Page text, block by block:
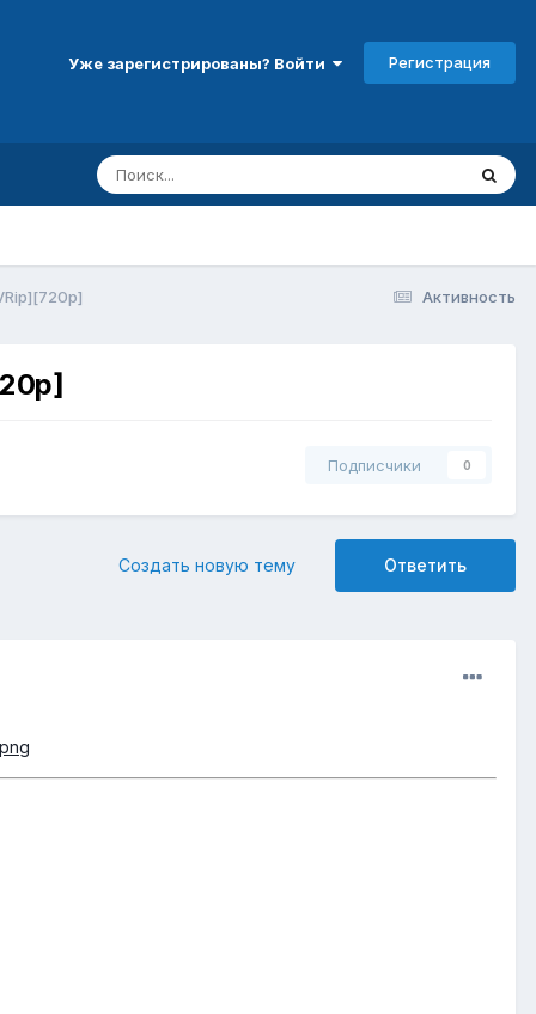
Уже зарегистрированы? Войти Регистрация
Активность
Подписчики 0
Ответить
Создать новую тему